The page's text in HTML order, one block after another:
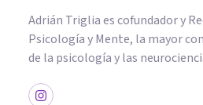
Adrián Triglia es cofundador y
Psicología y Mente, la mayor
de la psicología y las